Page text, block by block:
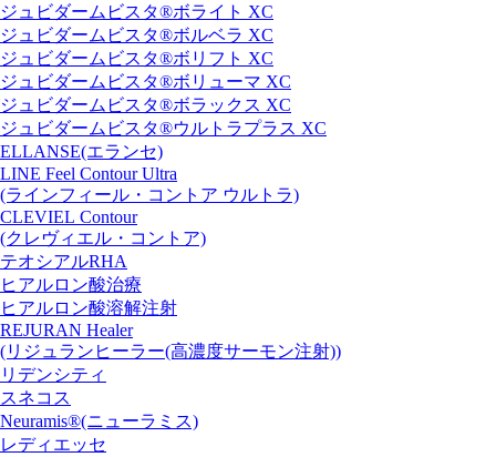
ジュビダームビスタ®ボライト XC
ジュビダームビスタ®ボルベラ XC
ジュビダームビスタ®ボリフト XC
ジュビダームビスタ®ボリューマ XC
ジュビダームビスタ®ボラックス XC
ジュビダームビスタ®ウルトラプラス XC
ELLANSE(エランセ)
LINE Feel Contour Ultra
(ラインフィール・コントア ウルトラ)
CLEVIEL Contour
(クレヴィエル・コントア)
テオシアルRHA
ヒアルロン酸治療
ヒアルロン酸溶解注射
REJURAN Healer
(リジュランヒーラー(高濃度サーモン注射))
リデンシティ
スネコス
Neuramis®(ニューラミス)
レディエッセ